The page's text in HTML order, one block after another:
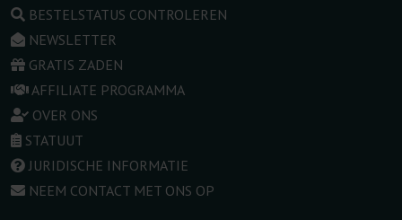
BESTELSTATUS CONTROLEREN
NEWSLETTER
GRATIS ZADEN
AFFILIATE PROGRAMMA
OVER ONS
STATUUT
JURIDISCHE INFORMATIE
NEEM CONTACT MET ONS OP